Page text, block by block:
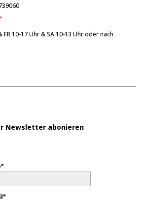
FR 10-17 Uhr & SA 10-13 Uhr oder nach
Newsletter abonieren